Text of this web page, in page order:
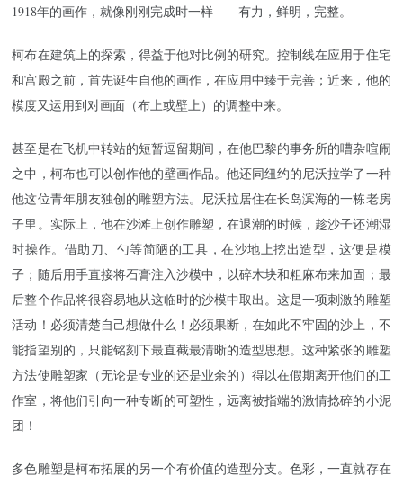
1918年的画作，就像刚刚完成时一样——有力，鲜明，完整。
柯布在建筑上的探索，得益于他对比例的研究。控制线在应用于住宅
和宫殿之前，首先诞生自他的画作，在应用中臻于完善；近来，他的
模度又运用到对画面（布上或壁上）的调整中来。
甚至是在飞机中转站的短暂逗留期间，在他巴黎的事务所的嘈杂喧闹
之中，柯布也可以创作他的壁画作品。他还同纽约的尼沃拉学了一种
他这位青年朋友独创的雕塑方法。尼沃拉居住在长岛滨海的一栋老房
子里。实际上，他在沙滩上创作雕塑，在退潮的时候，趁沙子还潮湿
时操作。借助刀、勺等简陋的工具，在沙地上挖出造型，这便是模
子；随后用手直接将石膏注入沙模中，以碎木块和粗麻布来加固；最
后整个作品将很容易地从这临时的沙模中取出。这是一项刺激的雕塑
活动！必须清楚自己想做什么！必须果断，在如此不牢固的沙上，不
能指望别的，只能铭刻下最直截最清晰的造型思想。这种紧张的雕塑
方法使雕塑家（无论是专业的还是业余的）得以在假期离开他们的工
作室，将他们引向一种专断的可塑性，远离被指端的激情捻碎的小泥
团！
多色雕塑是柯布拓展的另一个有价值的造型分支。色彩，一直就存在